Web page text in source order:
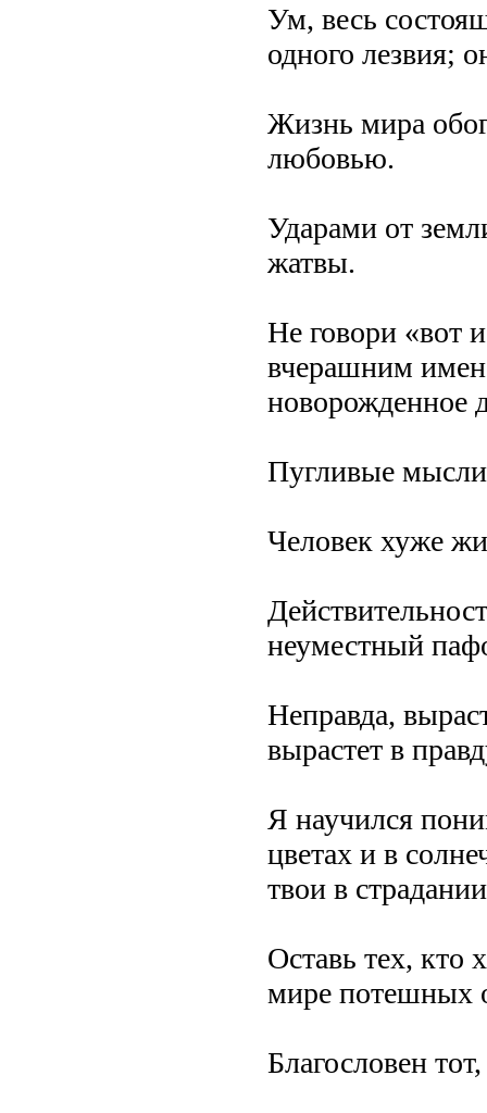
Ум, весь
одного лезвия;
Жизнь мира
любовью.
Ударами от
жатвы.
Не говори «вот
вчерашним
новорожденное
Пугливые
Человек хуже
неуместный
Неправда,
вырастет в
Я научился
цветах и в
твои в
Оставь тех, кто
мире потешных
Благословен